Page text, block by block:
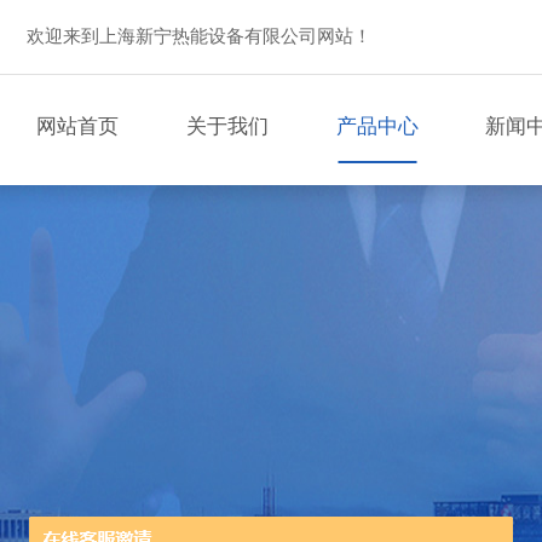
欢迎来到上海新宁热能设备有限公司网站！
网站首页 关于我们 产品中心 新闻